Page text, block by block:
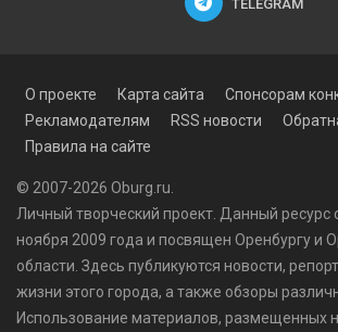
TELEGRAM
О проекте Карта сайта
Спонсорам
Рекламодателям
RSS новости
Правила на сайте
© 2007-2026 Oburg.ru.
Личный творческий проект. Данный ресурс
ноября 2009 года и посвящен Оренбургу и
области. Здесь публикуются новости,
жизни этого города, а также обзоры
Использование материалов, размещенных